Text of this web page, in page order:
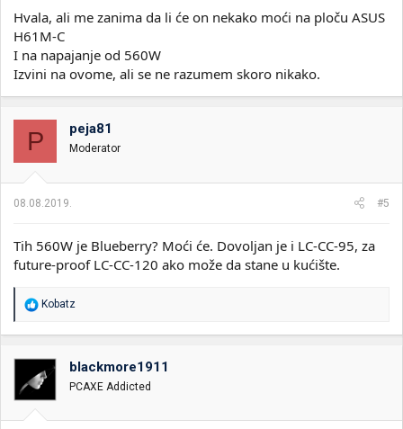
Za manje od 20 evra staviš gotovo nečujan kuler koji koristi više
od polovine foruma i miran si.
Koristim ga na tradicionalno vrelom Kaby Lake chipu i gotovo je
nečujan čak i pri velikom loadu, tako da topla preporuka (no pun
intended
)
Hvala, ali me zanima da li će on nekako moći na ploču ASUS
H61M-C
I na napajanje od 560W
Izvini na ovome, ali se ne razumem skoro nikako.
P peja81
Moderator
08.08.2019. #5
Tih 560W je Blueberry? Moći će. Dovoljan je i LC-CC-95, za
future-proof LC-CC-120 ako može da stane u kućište.
R
a
o
v
a
n
Kobatz
blackmore1911
PCAXE Addicted